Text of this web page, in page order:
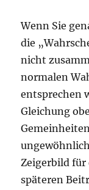
Wenn Sie
die
nicht
normalen
entsprechen
Gleichung
Zeigerbild für
späteren